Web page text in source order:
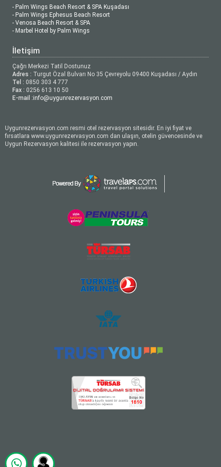
- Palm Wings Beach Resort & SPA Kuşadası
- Palm Wings Ephesus Beach Resort
- Venosa Beach Resort & SPA
- Marbel Hotel by Palm Wings
İletişim
Çağrı Merkezi Tatil Dostunuz
Adres : Turgut Özal Bulvarı No 35 Çevreyolu 09400 Kuşadası / Aydın
Tel : 0850 303 4 777
Fax : 0256 613 10 50
E-mail :info@uygunrezervasyon.com
Uygunrezervasyon.com resmi otel rezervasyon sitesidir. En iyi fiyat ve
fırsatlara www.uygunrezervasyon.com dan ulaşın, otelin güvencesinde ve
Uygun Rezervasyon kalitesi ile rezervasyon yapın.